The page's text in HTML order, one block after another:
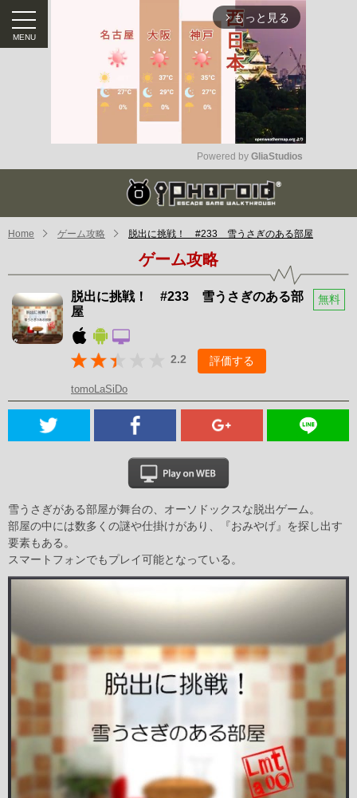
arrow_forward_ios もっと見る
Mute
Powered by GliaStudios
Home ゲーム攻略 脱出に挑戦！ #233 雪うさぎのある部屋
ゲーム攻略
脱出に挑戦！ #233 雪うさぎのある部
屋
無料
2.2 評価する
tomoLaSiDo
雪うさぎがある部屋が舞台の、オーソドックスな脱出ゲーム。
部屋の中には数多くの謎や仕掛けがあり、『おみやげ』を探し出す
要素もある。
スマートフォンでもプレイ可能となっている。